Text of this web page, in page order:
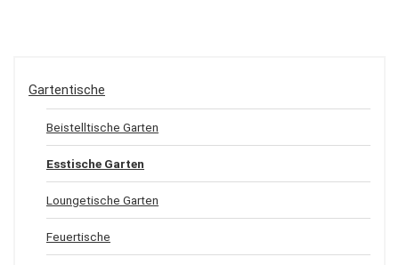
Gartentische
Beistelltische Garten
Esstische Garten
Loungetische Garten
Feuertische